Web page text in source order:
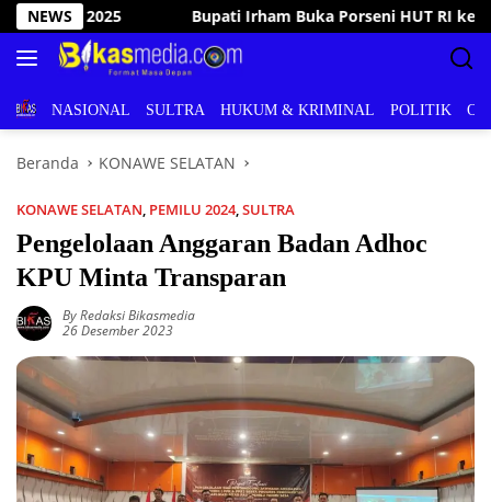
Langsung
ke
konten
NEWS
RI ke-81 Landono, Kobarkan Semangat Perjuangan dan
BERITANASIONAL SULTRA HUKUM & KRIMINAL POLITIK
Beranda KONAWE SELATAN
KONAWE SELATAN, PEMILU 2024,SULTRA
Pengelolaan Anggaran Badan Adhoc
KPU Minta Transparan
By Redaksi Bikasmedia
26 Desember 2023